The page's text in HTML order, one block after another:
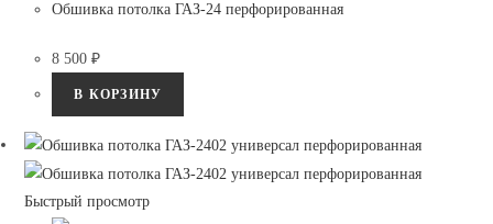
Обшивка потолка ГАЗ-24 перфорированная
8 500₽
В КОРЗИНУ
Быстрый просмотр